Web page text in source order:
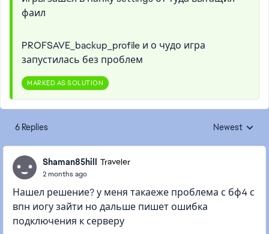
фаил
PROFSAVE_backup_profile и о чудо игра
запустилась без проблем
MARKED AS SOLUTION
6 Replies Replies sorted
Newest
Shaman85hill Traveler
2 months ago
Нашел решение? у меня такаеже проблема с бф4 с
впн иогу зайти но дальше пишет ошибка
подключения к серверу